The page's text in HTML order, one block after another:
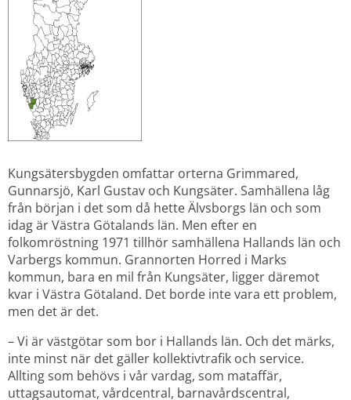
Kungsätersbygden omfattar orterna Grimmared,
Gunnarsjö, Karl Gustav och Kungsäter. Samhällena låg
från början i det som då hette Älvsborgs län och som
idag är Västra Götalands län. Men efter en
folkomröstning 1971 tillhör samhällena Hallands län och
Varbergs kommun. Grannorten Horred i Marks
kommun, bara en mil från Kungsäter, ligger däremot
kvar i Västra Götaland. Det borde inte vara ett problem,
men det är det.
– Vi är västgötar som bor i Hallands län. Och det märks,
inte minst när det gäller kollektivtrafik och service.
Allting som behövs i vår vardag, som mataffär,
uttagsautomat, vårdcentral, barnavårdscentral,